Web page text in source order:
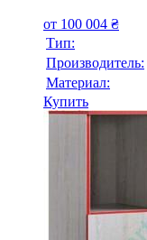
от 100 004 ₴
Тип:
Производитель:
Материал:
Купить